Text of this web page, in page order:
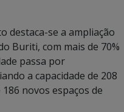
destaca-se a ampliação
Buriti, com mais de 70%
passa por
a capacidade de 208
novos espaços de